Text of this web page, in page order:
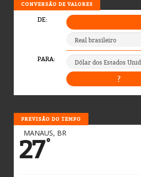
CONVERSÃO DE VALORES
PREVISÃO DO TEMPO
MANAUS, BR
27°